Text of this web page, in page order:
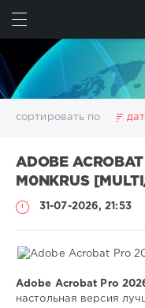
сортировать по
Downtempo Electro
Trance Wallpapers
видео данных
конвертер
файлов фото
ADOBE
M0NKRUS
31-07-2026, 21:53
Adobe Acrobat Pro
настольная версия